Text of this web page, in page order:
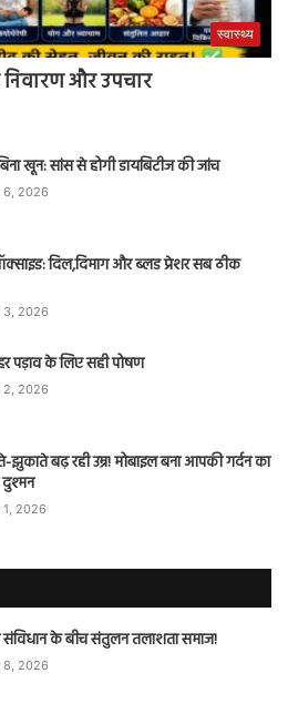
स्वास्थ्य
निवारण और उपचार
खून: सांस से होगी डायबिटीज की जांच
6, 2026
दिल,दिमाग और ब्लड प्रेशर सब ठीक
3, 2026
पड़ाव के लिए सही पोषण
2, 2026
झुकाते बढ़ रही उम्र! मोबाइल बना आपकी गर्दन का
1, 2026
संविधान के बीच संतुलन तलाशता समाज!
8, 2026